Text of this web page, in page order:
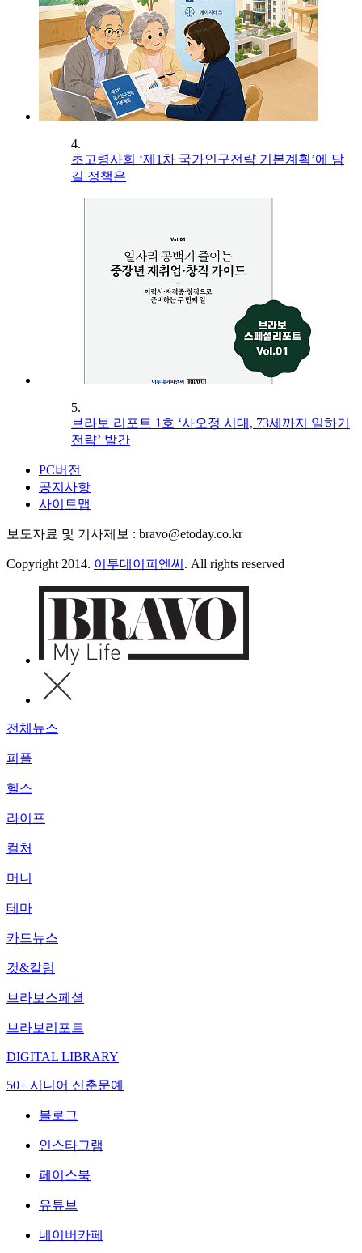
4.
초고령사회 ‘제1차 국가인구전략 기본계획’에 담
길 정책은
5.
브라보 리포트 1호 ‘사오정 시대, 73세까지 일하기
전략’ 발간
PC버전
공지사항
사이트맵
보도자료 및 기사제보 : bravo@etoday.co.kr
Copyright 2014. 이투데이피엔씨 . All rights reserved
전체뉴스
피플
헬스
라이프
컬처
머니
테마
카드뉴스
컷&칼럼
브라보스페셜
브라보리포트
DIGITAL LIBRARY
50+ 시니어 신춘문예
블로그
인스타그램
페이스북
유튜브
네이버카페